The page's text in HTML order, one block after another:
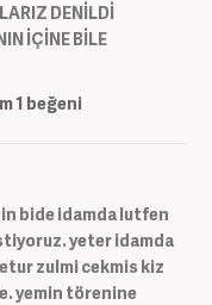
DENİLDİ
İÇİNE BİLE
1 beğeni
bide idamda lutfen
yeter idamda
zulmi cekmis kiz
yemin törenine